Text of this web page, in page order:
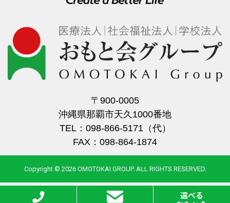
〒900-0005
沖縄県那覇市天久1000番地
TEL：098-866-5171（代）
FAX：098-864-1874
Copyright © 2026 OMOTOKAI GROUP. ALL RIGHTS RESERVED.
選べる